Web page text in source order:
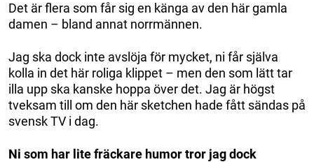
Det är flera som får sig en känga av den här gamla
damen – bland annat norrmännen.
Jag ska dock inte avslöja för mycket, ni får själva
kolla in det här roliga klippet – men den som lätt tar
illa upp ska kanske hoppa över det. Jag är högst
tveksam till om den här sketchen hade fått sändas på
svensk TV i dag.
Ni som har lite fräckare humor tror jag dock